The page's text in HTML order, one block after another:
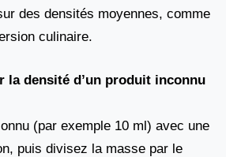
des densités moyennes, comme
culinaire.
la densité d’un produit inconnu
(par exemple 10 ml) avec une
puis divisez la masse par le